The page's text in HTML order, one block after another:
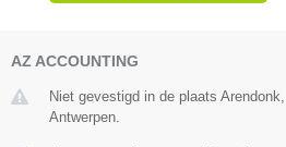
AZ ACCOUNTING
Niet gevestigd in de plaats
Antwerpen.